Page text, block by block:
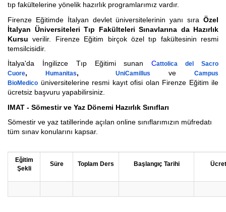
İtalyan Devlet Üniversiteleri
İtalyan Üniversitelerine Hazırlık
Dil Okulları
Yaz Okulu
Gurur Tablomuz
İletişim
tıp fakültelerine yönelik hazırlık programlarımız vardır.
Firenze Eğitimde İtalyan devlet üniversitelerinin yanı sıra Özel
İtalyan Üniversiteleri Tıp Fakülteleri Sınavlarına da Hazırlık
Kursu verilir. Firenze Eğitim birçok özel tıp fakültesinin resmi
temsilcisidir.
İtalya'da İngilizce Tıp Eğitimi sunanCattolica del Sacro
Cuore,Humanitas, UniCamillus veCampus
BioMedico üniversitelerine resmi kayıt ofisi olan Firenze Eğitim ile
ücretsiz başvuru yapabilirsiniz.
IMAT - Sömestir ve Yaz Dönemi Hazırlık Sınıfları
Sömestir ve yaz tatillerinde açılan online sınıflarımızın müfredatı
tüm sınav konularını kapsar.
Eğitim
Şekli
Süre Toplam Ders Başlangıç Tarihi Ücret